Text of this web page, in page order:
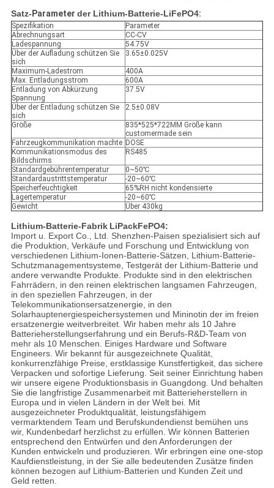
Satz- Parameter der Lithium-Batterie-LiFePO4:
Spezifikation
Parameter
Abrechnungsart
CC-CV
Ladespannung
54.75V
Über der Aufladung schützen Sie
sich
3.65±0.025V
Maximum-Ladestrom
400A
Max. Entladungsstrom
600A
Entladung von Abkürzung
Spannung
37.5V
Über der Entladung schützen Sie
sich
2.5±0.08V
Größe
835*525*722MM Größe kann
customermade sein
Fahrzeugkommunikation machte DOSE
Kommunikationsmodus des
Bildschirms
RS485
Standardgebührentemperatur
0~50℃
Standardaustrittstemperatur
-20~60℃
Speicherfeuchtigkeit
65%RH nicht kondensierte
Lagertemperatur
-20~60℃
Gewicht
Über 430kg
Lithium-Batterie-Fabrik LiPackFePO4:
Import u. Export Co., Ltd. Shenzhen-Paisen spezialisiert sich auf
die Produktion, Verkäufe und Forschung und Entwicklung von
verschiedenen Lithium-Ionen-Batterie-Sätzen, Lithium-Batterie-
Schutzmanagementsysteme, Testgerät der Lithium-Batterie und
andere verwandte Produkte. Produkte sind in den elektrischen
Fahrrädern, in den reinen elektrischen langsamen Fahrzeugen,
in den speziellen Fahrzeugen, in der
Telekommunikationsersatzenergie, in den
Solarhauptenergiespeichersystemen und Mininotin der im freien
ersatzenergie weitverbreitet. Wir haben mehr als 10 Jahre
Batterieherstellungserfahrung und ein Berufs-R&D-Team von
mehr als 10 Menschen. Einiges Hardware und Software
Engineers. Wir bekannt für ausgezeichnete Qualität,
konkurrenzfähige Preise, erstklassige Kunstfertigkeit, das sichere
Verpacken und sofortige Lieferung. Seit seiner Einrichtung haben
wir unsere eigene Produktionsbasis in Guangdong. Und behalten
Sie die langfristige Zusammenarbeit mit Batterieherstellern in
Europa und in vielen Ländern in der Welt bei. Mit
ausgezeichneter Produktqualität, leistungsfähigem
vermarktendem Team und Berufskundendienst bemühen uns
wir, Kundenbedarf herzlichst zu erfüllen. Wir können Batterien
entsprechend den Entwürfen und den Anforderungen der
Kunden entwickeln und produzieren. Wir erbringen eine one-stop
Kaufdienstleistung, in der Sie alle bedeutenden Zusätze finden
können bezogen auf Lithium-Batterien und Kunden Zeit und
Geld retten.